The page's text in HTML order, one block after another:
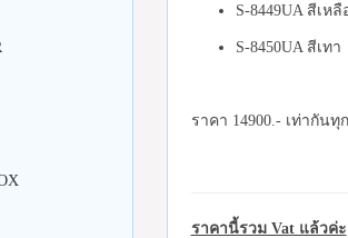
S-8449UA สีเห
S-8450UA สีเท
ราคา 14900.- เท่ากันทุ
ราคานี้รวม Vat แล้วค่ะ